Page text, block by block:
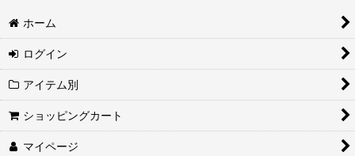
ホーム
ログイン
アイテム別
ショッピングカート
マイページ